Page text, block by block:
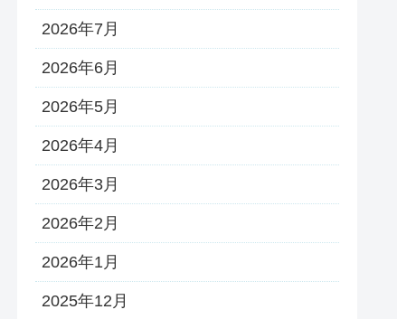
2026年7月
2026年6月
2026年5月
2026年4月
2026年3月
2026年2月
2026年1月
2025年12月